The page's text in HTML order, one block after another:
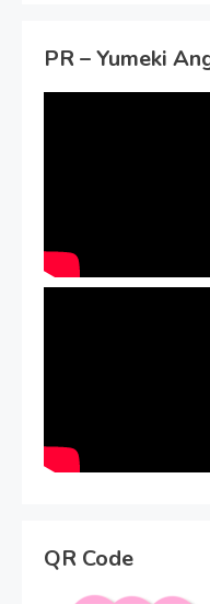
PR – Yumeki
QR Code